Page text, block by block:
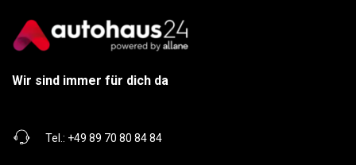
Wir sind immer für dich da
Tel.: +49 89 70 80 84 84